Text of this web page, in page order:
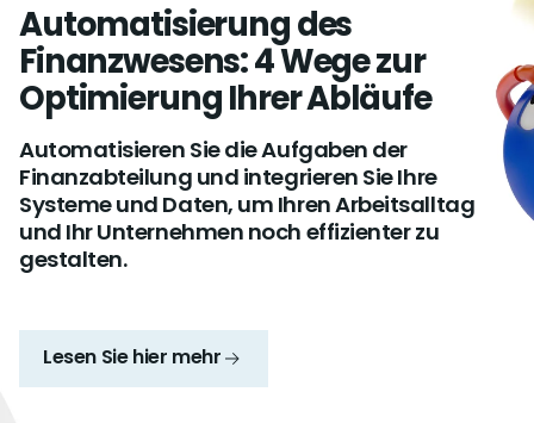
Automatisierung des
Finanzwesens: 4 Wege zur
Optimierung Ihrer Abläufe
Automatisieren Sie die Aufgaben der
Finanzabteilung und integrieren Sie Ihre
Systeme und Daten, um Ihren Arbeitsalltag
und Ihr Unternehmen noch effizienter zu
gestalten.
Lesen Sie hier mehr